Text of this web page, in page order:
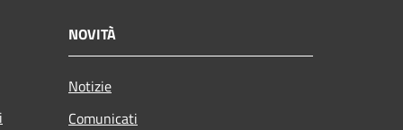
NOVITÀ
Notizie
Comunicati